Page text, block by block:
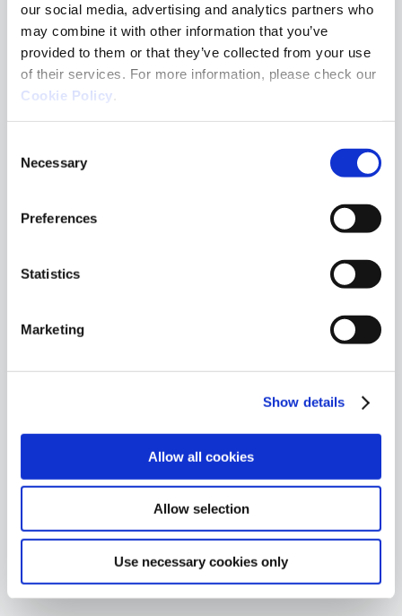
our social media, advertising and analytics partners who
may combine it with other information that you’ve
provided to them or that they’ve collected from your use
of their services. For more information, please check our
Cookie Policy.
Selection
Necessary
Preferences
Statistics
Marketing
Show details
Allow all cookies
Allow selection
Use necessary cookies only
Ackcent Cybersecurity
Agenda
Hora
9:00h - 9:30h Registro y café
Nuevas
Lecciones aprendidas en el
Q&A / Mesa
Intercambio entre ponentes